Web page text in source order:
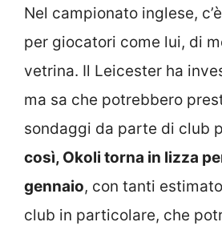
Nel campionato inglese,
per giocatori come lui, di
vetrina. Il Leicester ha
ma sa che potrebbero
sondaggi da parte di club
così, Okoli torna in lizza
gennaio, con tanti
club in particolare, che